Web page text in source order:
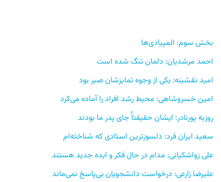
بخش سوم: المپیادی‌ها
احمد مرشدیان: دلمان تنگ شده است
امید نقشینه: یکی از وجوه تمایزشان صبر بود
امین خسروشاهی: محیط رشد افراد را آماده می‌کرد
روزبه پورنادر: ایشان حقیقتاًً جای پدر ما بودند
سعید ایران فرد: دلسوزترین استادی که شناخته‌ام
علی زواشکیانی: مدام در حال فکر و ایده جدید هستند
علیرضا زارعی: درخواست دانشجویان بی‌پاسخ نمی‌ماند